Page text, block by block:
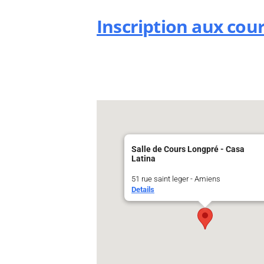
Inscription aux
Salle de Cours Longpré - Casa
Latina
51 rue saint leger - Amiens
Details